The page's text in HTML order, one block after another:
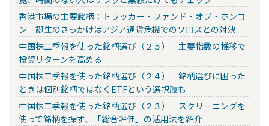
香港市場の主要銘柄：トラッカー・ファンド・オブ・ホンコ
ン 誕生のきっかけはアジア通貨危機でのソロスとの対決
中国株二季報を使った銘柄選び（２５） 主要指数の推移で
投資リターンを高める
中国株二季報を使った銘柄選び（２４） 銘柄選びに困った
ときは個別銘柄ではなくETFという選択肢も
中国株二季報を使った銘柄選び（２３） スクリーニングを
使って銘柄を探す、「総合評価」の活用法を紹介